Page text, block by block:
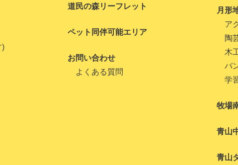
)
道民の森リーフレット
ペット同伴可能エリア
お問い合わせ
よくある質問
月形
ア
陶
木
バ
学
牧場
青山
青山